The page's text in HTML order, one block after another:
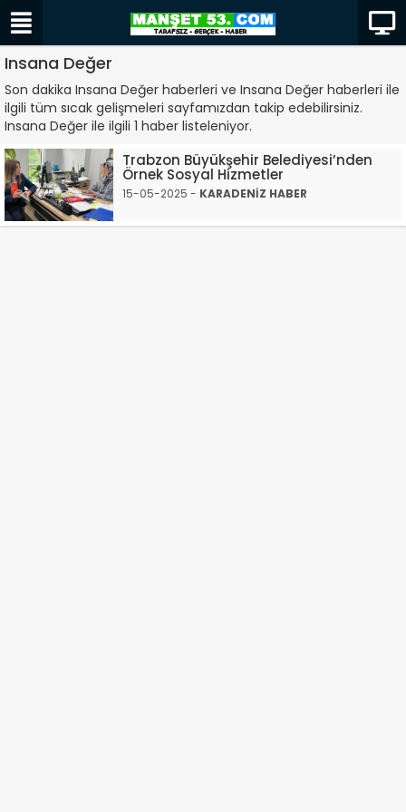
Insana Değer
Son dakika Insana Değer haberleri ve Insana Değer haberleri ile
ilgili tüm sıcak gelişmeleri sayfamızdan takip edebilirsiniz.
Insana Değer ile ilgili 1 haber listeleniyor.
Trabzon Büyükşehir Belediyesi’nden
Örnek Sosyal Hizmetler
15-05-2025 - KARADENİZ HABER